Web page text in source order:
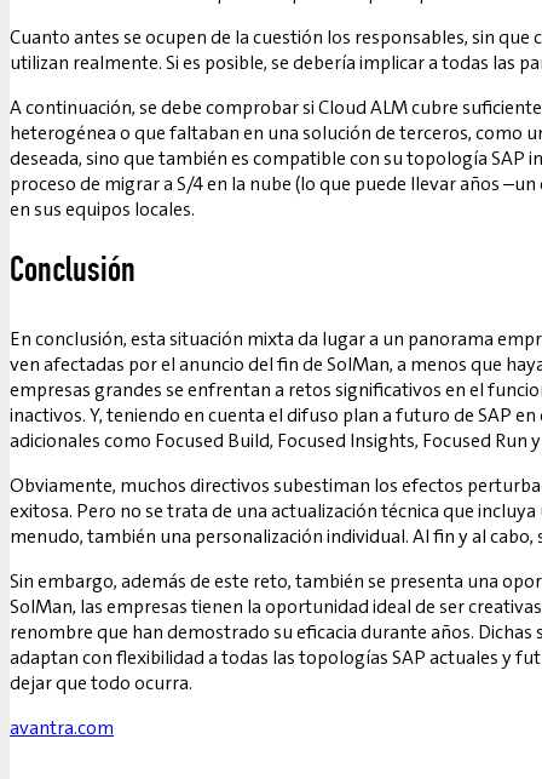
Cuanto antes se ocupen de la cuestión los responsables, sin
utilizan realmente. Si es posible, se debería implicar a todas las
A continuación, se debe comprobar si Cloud ALM cubre
heterogénea o que faltaban en una solución de terceros, como
deseada, sino que también es compatible con su topología SAP
proceso de migrar a S/4 en la nube (lo que puede llevar años
en sus equipos locales.
Conclusión
En conclusión, esta situación mixta da lugar a un panorama
ven afectadas por el anuncio del fin de SolMan, a menos que
empresas grandes se enfrentan a retos significativos en el
inactivos. Y, teniendo en cuenta el difuso plan a futuro de SAP
adicionales como Focused Build, Focused Insights, Focused
Obviamente, muchos directivos subestiman los efectos
exitosa. Pero no se trata de una actualización técnica que
menudo, también una personalización individual. Al fin y al
Sin embargo, además de este reto, también se presenta una
SolMan, las empresas tienen la oportunidad ideal de ser
renombre que han demostrado su eficacia durante años.
adaptan con flexibilidad a todas las topologías SAP actuales y
dejar que todo ocurra.
avantra.com